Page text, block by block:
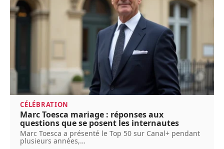
CÉLÉBRATION
Marc Toesca mariage : réponses aux
questions que se posent les internautes
Marc Toesca a présenté le Top 50 sur Canal+ pendant
plusieurs années,…